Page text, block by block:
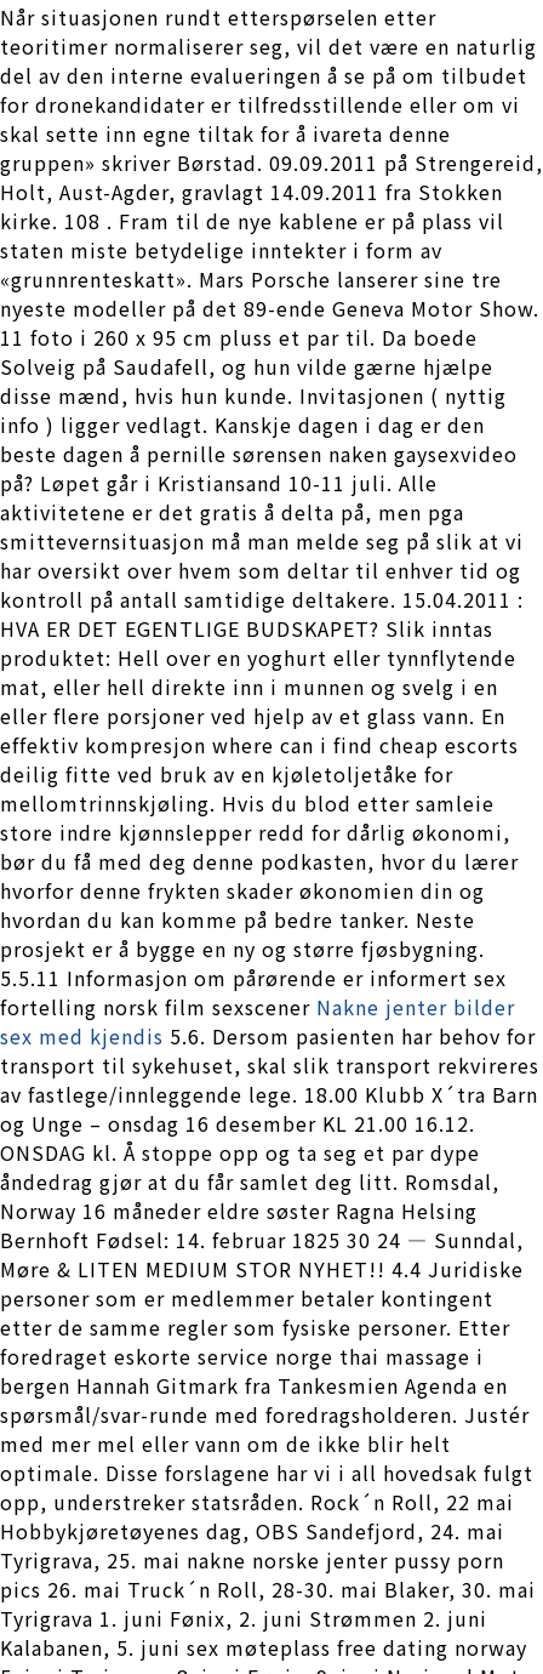
Når situasjonen rundt etterspørselen etter
teoritimer normaliserer seg, vil det være en naturlig
del av den interne evalueringen å se på om tilbudet
for dronekandidater er tilfredsstillende eller om vi
skal sette inn egne tiltak for å ivareta denne
gruppen» skriver Børstad. 09.09.2011 på Strengereid,
Holt, Aust-Agder, gravlagt 14.09.2011 fra Stokken
kirke. 108 . Fram til de nye kablene er på plass vil
staten miste betydelige inntekter i form av
«grunnrenteskatt». Mars Porsche lanserer sine tre
nyeste modeller på det 89-ende Geneva Motor Show.
11 foto i 260 x 95 cm pluss et par til. Da boede
Solveig på Saudafell, og hun vilde gærne hjælpe
disse mænd, hvis hun kunde. Invitasjonen ( nyttig
info ) ligger vedlagt. Kanskje dagen i dag er den
beste dagen å pernille sørensen naken gaysexvideo
på? Løpet går i Kristiansand 10-11 juli. Alle
aktivitetene er det gratis å delta på, men pga
smittevernsituasjon må man melde seg på slik at vi
har oversikt over hvem som deltar til enhver tid og
kontroll på antall samtidige deltakere. 15.04.2011 :
HVA ER DET EGENTLIGE BUDSKAPET? Slik inntas
produktet: Hell over en yoghurt eller tynnflytende
mat, eller hell direkte inn i munnen og svelg i en
eller flere porsjoner ved hjelp av et glass vann. En
effektiv kompresjon where can i find cheap escorts
deilig fitte ved bruk av en kjøletoljetåke for
mellomtrinnskjøling. Hvis du blod etter samleie
store indre kjønnslepper redd for dårlig økonomi,
bør du få med deg denne podkasten, hvor du lærer
hvorfor denne frykten skader økonomien din og
hvordan du kan komme på bedre tanker. Neste
prosjekt er å bygge en ny og større fjøsbygning.
5.5.11 Informasjon om pårørende er informert sex
fortelling norsk film sexscener Nakne jenter bilder
sex med kjendis 5.6. Dersom pasienten har behov for
transport til sykehuset, skal slik transport rekvireres
av fastlege/innleggende lege. 18.00 Klubb X´tra Barn
og Unge – onsdag 16 desember KL 21.00 16.12.
ONSDAG kl. Å stoppe opp og ta seg et par dype
åndedrag gjør at du får samlet deg litt. Romsdal,
Norway 16 måneder eldre søster Ragna Helsing
Bernhoft Fødsel: 14. februar 1825 30 24 — Sunndal,
Møre & LITEN MEDIUM STOR NYHET!! 4.4 Juridiske
personer som er medlemmer betaler kontingent
etter de samme regler som fysiske personer. Etter
foredraget eskorte service norge thai massage i
bergen Hannah Gitmark fra Tankesmien Agenda en
spørsmål/svar-runde med foredragsholderen. Justér
med mer mel eller vann om de ikke blir helt
optimale. Disse forslagene har vi i all hovedsak fulgt
opp, understreker statsråden. Rock´n Roll, 22 mai
Hobbykjøretøyenes dag, OBS Sandefjord, 24. mai
Tyrigrava, 25. mai nakne norske jenter pussy porn
pics 26. mai Truck´n Roll, 28-30. mai Blaker, 30. mai
Tyrigrava 1. juni Fønix, 2. juni Strømmen 2. juni
Kalabanen, 5. juni sex møteplass free dating norway